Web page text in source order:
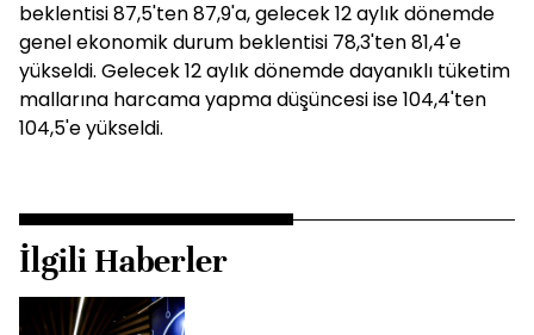
beklentisi 87,5'ten 87,9'a, gelecek 12 aylık dönemde
genel ekonomik durum beklentisi 78,3'ten 81,4'e
yükseldi. Gelecek 12 aylık dönemde dayanıklı tüketim
mallarına harcama yapma düşüncesi ise 104,4'ten
104,5'e yükseldi.
İlgili Haberler